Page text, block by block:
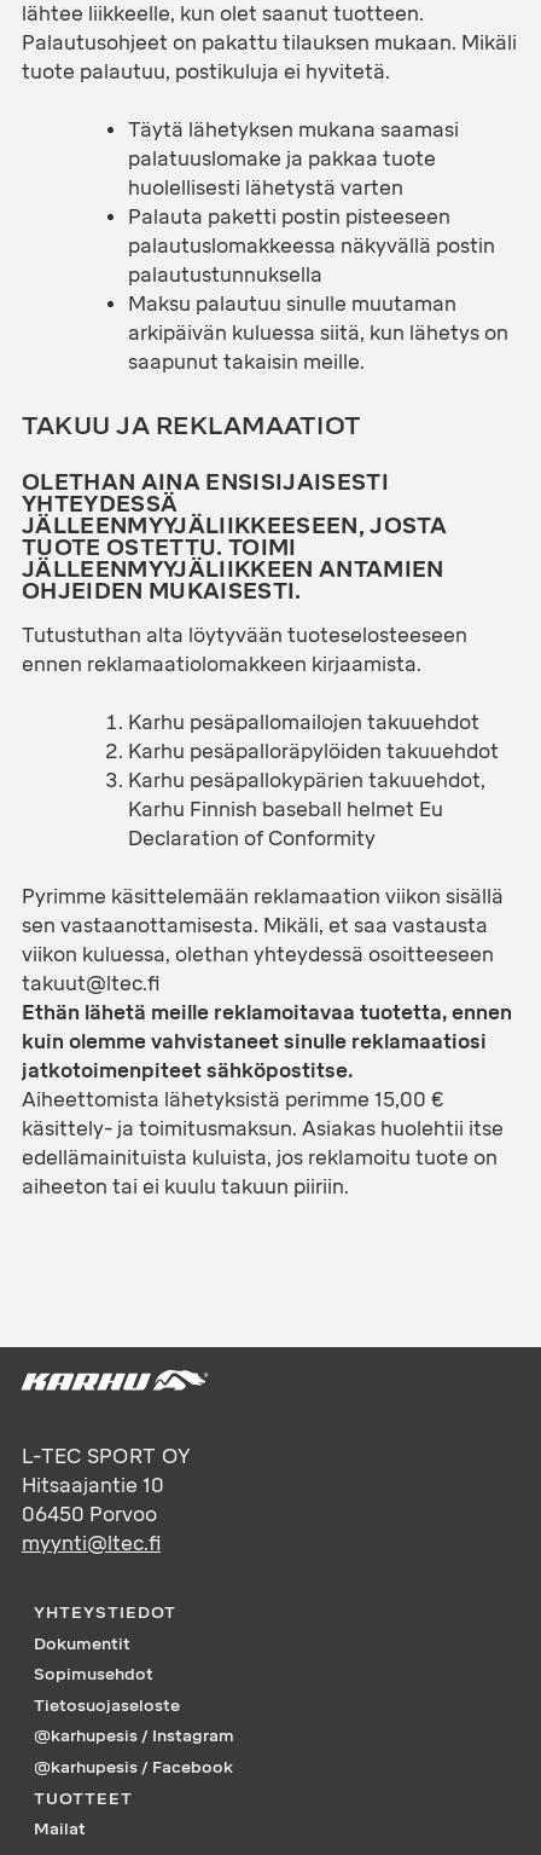
lähtee liikkeelle, kun olet saanut tuotteen.
Palautusohjeet on pakattu tilauksen mukaan. Mikäli
tuote palautuu, postikuluja ei hyvitetä.
Täytä lähetyksen mukana saamasi
palatuuslomake ja pakkaa tuote
huolellisesti lähetystä varten
Palauta paketti postin pisteeseen
palautuslomakkeessa näkyvällä postin
palautustunnuksella
Maksu palautuu sinulle muutaman
arkipäivän kuluessa siitä, kun lähetys on
saapunut takaisin meille.
TAKUU JA REKLAMAATIOT
OLETHAN AINA ENSISIJAISESTI
YHTEYDESSÄ
JÄLLEENMYYJÄLIIKKEESEEN, JOSTA
TUOTE OSTETTU. TOIMI
JÄLLEENMYYJÄLIIKKEEN ANTAMIEN
OHJEIDEN MUKAISESTI.
Tutustuthan alta löytyvään tuoteselosteeseen
ennen reklamaatiolomakkeen kirjaamista.
Karhu pesäpallomailojen takuuehdot
Karhu pesäpalloräpylöiden takuuehdot
Karhu pesäpallokypärien takuuehdot,
Karhu Finnish baseball helmet Eu
Declaration of Conformity
Pyrimme käsittelemään reklamaation viikon sisällä
sen vastaanottamisesta. Mikäli, et saa vastausta
viikon kuluessa, olethan yhteydessä osoitteeseen
takuut@ltec.fi
Ethän lähetä meille reklamoitavaa tuotetta, ennen
kuin olemme vahvistaneet sinulle reklamaatiosi
jatkotoimenpiteet sähköpostitse.
Aiheettomista lähetyksistä perimme 15,00 €
käsittely- ja toimitusmaksun. Asiakas huolehtii itse
edellämainituista kuluista, jos reklamoitu tuote on
aiheeton tai ei kuulu takuun piiriin.
L-TEC SPORT OY
Hitsaajantie 10
06450 Porvoo
myynti@ltec.fi
YHTEYSTIEDOT
Dokumentit
Sopimusehdot
Tietosuojaseloste
@karhupesis / Instagram
@karhupesis / Facebook
TUOTTEET
Mailat